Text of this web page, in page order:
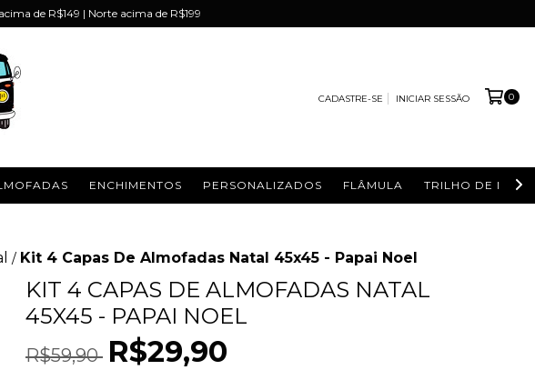
de R$149 | Norte acima de R$199
CADASTRE-SE INICIAR SESSÃO 0
ENCHIMENTOS PERSONALIZADOS FLÂMULA TRILHO DE MESA
/ Kit 4 Capas De Almofadas Natal 45x45 - Papai Noel
KIT 4 CAPAS DE ALMOFADAS NATAL
45X45 - PAPAI NOEL
R$59,90 R$29,90